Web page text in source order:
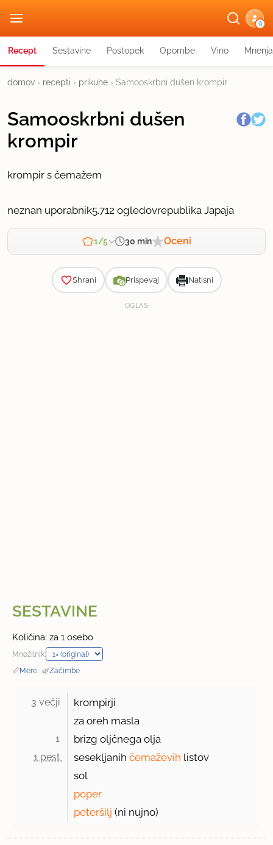
G
Recept Sestavine Postopek Opombe Vino Mnenja
domov › recepti › prikuhe › Samooskrbni dušen krompir
Samooskrbni dušen
krompir
krompir s čemažem
neznan uporabnik5.712 ogledovrepublika Japaja
1/5 30 min Oceni
Shrani Prispevaj Natisni
OGLAS
SESTAVINE
Količina: za 1 osebo
Množilnik:
📏Mere · 🌿Začimbe
3 večji
krompirji
za oreh masla
1 brizg oljčnega olja
1 pest sesekljanihčemaževih listov
sol
poper
peteršilj (ni nujno)